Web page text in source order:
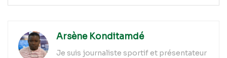
Arsène Konditamdé
Je suis journaliste sportif et présentateur